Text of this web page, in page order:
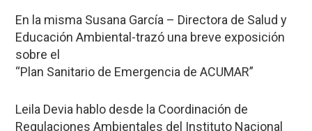
En la misma Susana García – Directora de Salud y
Educación Ambiental-trazó una breve exposición
sobre el
“Plan Sanitario de Emergencia de ACUMAR”
Leila Devia hablo desde la Coordinación de
Regulaciones Ambientales del Instituto Nacional